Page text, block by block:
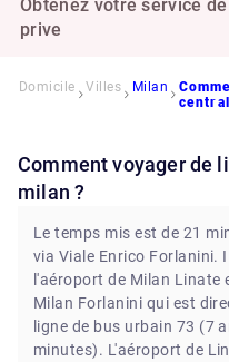
Obtenez votre service
prive
Domicile Villes Milan
Comment voyager de linate à la gare centrale de
milan ?
Le temps mis est de 21
via Viale Enrico Forlanini.
l'aéroport de Milan Linate
Milan Forlanini qui est
ligne de bus urbain 73 (7
minutes). L'aéroport de